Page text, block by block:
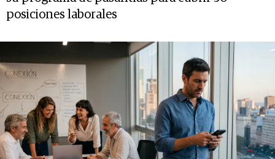
posiciones laborales